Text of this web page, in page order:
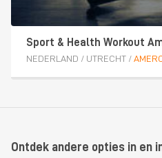
Sport & Health Workout
NEDERLAND / UTRECHT/
Ontdek andere opties in en